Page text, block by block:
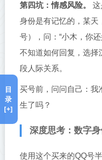
第四坑：情感风险。
这
身份是有记忆的，某天
号），问：“小木，你
不知道如何回复，选择
段人际关系。
买号前，问问自己：我
生了吗？
深度思考：数字
使用这个买来的QQ号
目
录
[+]